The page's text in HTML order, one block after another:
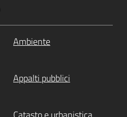
Ambiente
Appalti pubblici